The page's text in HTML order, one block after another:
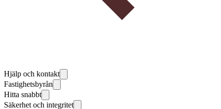
Hjälp och kontakt
Fastighetsbyrån
Hitta snabbt
Säkerhet och integritet